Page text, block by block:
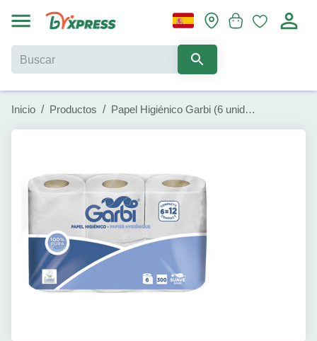
Inicio / Productos / Papel Higiénico Garbi (6 unidades)